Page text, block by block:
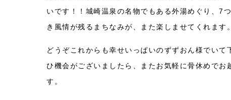
いです！！城崎温泉の名物でもある外湯めぐり、7
き風情が残るまちなみが、また楽しませてくれます
どうぞこれからも幸せいっぱいのずずおん様でい
ひ機会がございましたら、またお気軽に骨休めで
す。